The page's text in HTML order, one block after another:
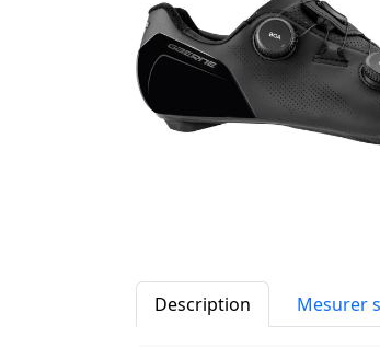
Description Mesurer